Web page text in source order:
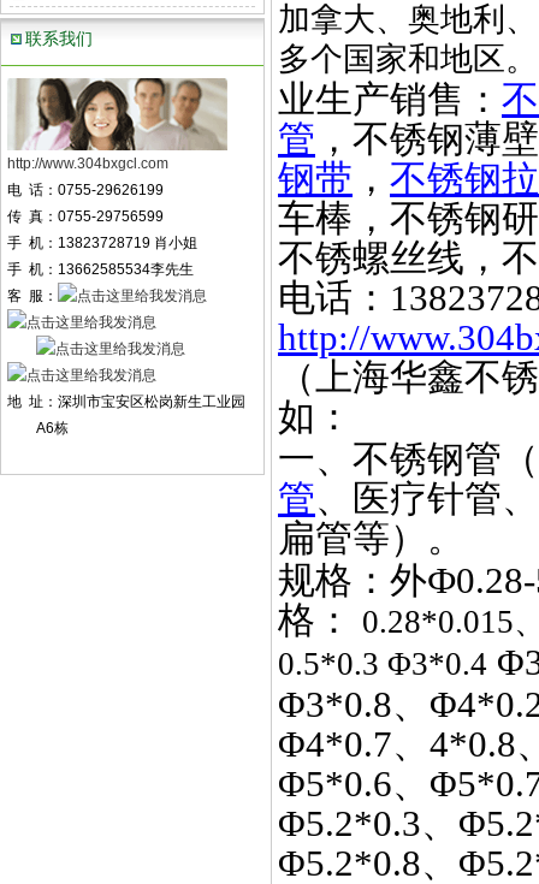
联系我们
http://www.304bxgcl.com
电 话：0755-29626199
传 真：0755-29756599
手 机：13823728719 肖小姐
手 机：13662585534李先生
客 服：
地 址：深圳市宝安区松岗新生工业园
A6栋
加拿大、奥地利
多个国家和地区。
业生产销售：
管 ，不锈钢薄
钢带 ， 不锈钢
车棒，不锈钢
不锈螺丝线，
电话：
http://
（上海华鑫不
如：
一、不锈钢管
管、医疗针管
扁管等）。
规格：外
格：
0.28*0.015
0.5*0.3 Φ3*0.4
Φ3*0.8、
Φ4*0.7、4*0.8
Φ5*0.6、
Φ5.2*0.3、
Φ5.2*0.8、